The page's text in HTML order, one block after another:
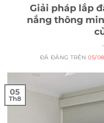
Giải pháp lắp
nắng thông
ĐÃ ĐĂNG TRÊN05/
05
Th8